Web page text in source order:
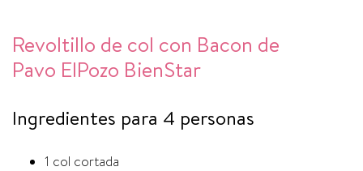
Revoltillo de col con Bacon de
Pavo ElPozo BienStar
Ingredientes para 4 personas
1 col cortada